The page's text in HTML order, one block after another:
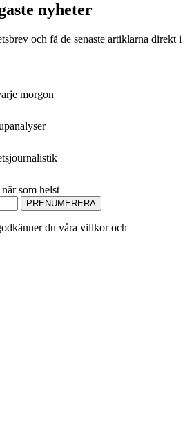
nyheter
och få de senaste artiklarna direkt i
morgon
som helst
PRENUMERERA
du våra villkor och